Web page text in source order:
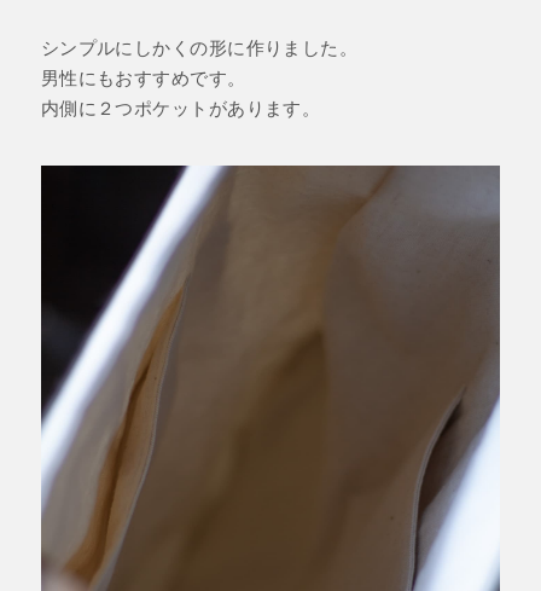
シンプルにしかくの形に作りました。
男性にもおすすめです。
内側に２つポケットがあります。